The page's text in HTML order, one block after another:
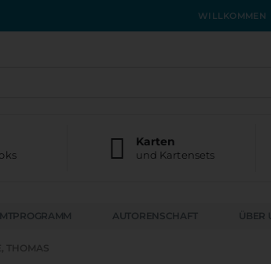
WILLKOMMEN
Karten
und Kartensets
AUTORENSCHAFT ÜBER
THOMAS